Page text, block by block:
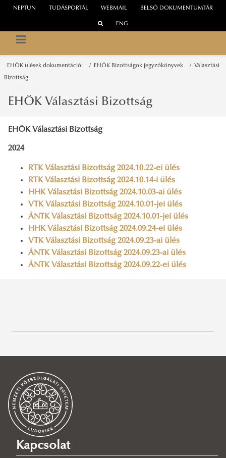
WEBMAIL
NEPTUN TUDÁSPORTÁL BELSŐ DOKUMENTUMTÁR
ENG
EHÖK ülések dokumentációi EHÖK Bizottságok jegyzőkönyvek Választási
Bizottság
EHÖK év végi beszámolók
EHÖK ülések dokumentációi
EHÖK Küldöttgyűlés ülések
EHÖK Elnökségi ülések
EHÖK Bizottságok jegyzőkönyvek
EHÖK Egyetemi Kollégiumi Bizottság
EHÖK Nemzetközi Bizottság
EHÖK Választási Bizottság
EHÖK Választási Bizottság
2024
RTK Választási Bizottság 2024.10.22-ei ülés
RTK Választási Bizottság 2024.10.14-i ülés
HHK Választási Bizottság 2024.10.03-ai ülés
VTK Választási Bizottság 2024.10.01-jei ülés
ÁNTK Választási Bizottság 2024.10.01-jei ülés
HHK Választási Bizottság 2024.09.24-ei ülés
VTK Választási Bizottság 2024.09.23-ai ülés
ÁNTK Választási Bizottság 2024.09.23-ai ülés
ÁNTK Választási Bizottság 2024.09.22-ei ülés
Kapcsolat